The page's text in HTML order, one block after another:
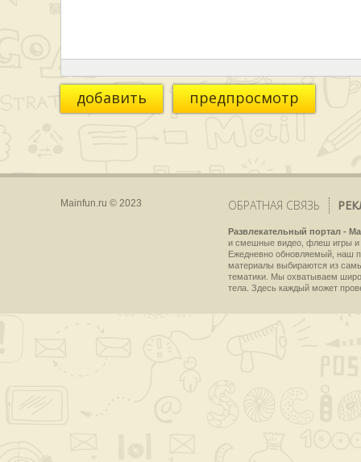
добавить предпросмотр
Mainfun.ru © 2023 ОБРАТНАЯ СВЯЗЬ
Развлекательный портал -
и смешные видео, флеш игры и
Ежедневно обновляемый, наш
материалы выбираются из
тематики. Мы охватываем
тела. Здесь каждый может